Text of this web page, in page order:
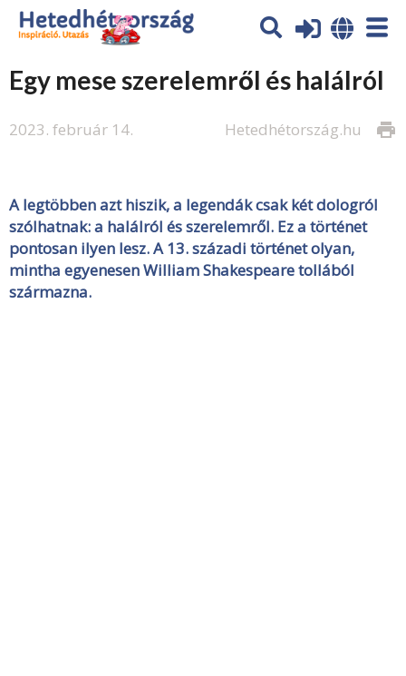
Egy mese szerelemről és halálról
2023. február 14. print
Hetedhétország.hu
A legtöbben azt hiszik, a legendák csak két dologról
szólhatnak: a halálról és szerelemről. Ez a történet
pontosan ilyen lesz. A 13. századi történet olyan,
mintha egyenesen William Shakespeare tollából
származna.